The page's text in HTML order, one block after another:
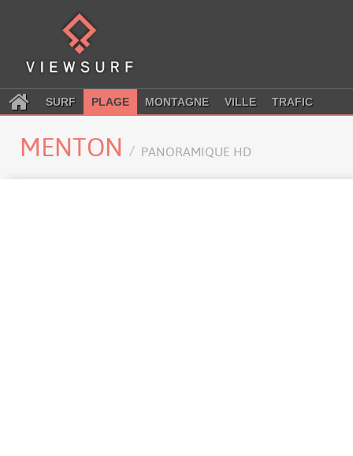
SURF PLAGE MONTAGNE VILLE TRAFIC
MENTON PANORAMIQUE HD